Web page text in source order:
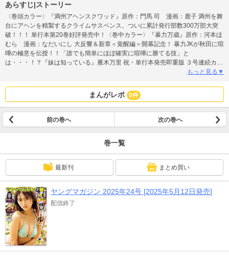
あらすじ|ストーリー
〈巻頭カラー〉『満州アヘンスクワッド』原作：門馬 司 漫画：鹿子 満州を舞
台にアヘンを精製するクライムサスペンス。ついに累計発行部数300万部大突
破！！！ 単行本第20巻好評発売中！〈巻中カラー〉『暴力万歳』原作：河本ほ
むら 漫画：なだいにし 大反響＆新章＜覚醒編＞開幕記念！ 暴力JKが秋田に喧
嘩の極意を伝授！！「誰でも簡単にほぼ確実に喧嘩に勝てる技」と
は・・・！？『妹は知っている』雁木万里 祝・単行本発売即重版 ３号連続カラ
ー☆第2弾 兄と妹が暮らしてるだけなのに、じわじわ人気拡大中。読むとちょ
平×漫画 内藤光太郎 単行本第3巻、絶賛発売中！！！ 尾城も到着しさらに激し
さを増す、超絶盛り上がりの“人身売買マンション編”必見！！〈表紙＆巻頭グラ
ビア〉「堀口真帆」ついに、我らが超絶美少女の初ソロ表紙☆キラキラの笑顔
でみんなイチコロ★〈巻中グラビア〉「夏井ちひろ」透明感抜群の関西ガール
めでたい初グラビア♪〈巻末グラビア〉「藤本ばんび」デジタル写真集 4月18日
もっと見る▼
まんがレポ 0件
前の巻へ 次の巻へ
巻一覧
最新刊 まとめ買い
ヤングマガジン 2025年24号 [2025年5月12日発売]
配信終了